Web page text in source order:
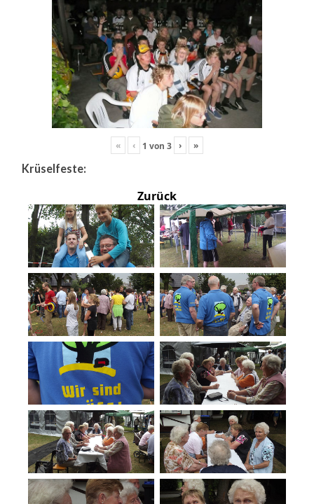
« ‹ 1 von 3 › »
Krüselfeste:
Zurück